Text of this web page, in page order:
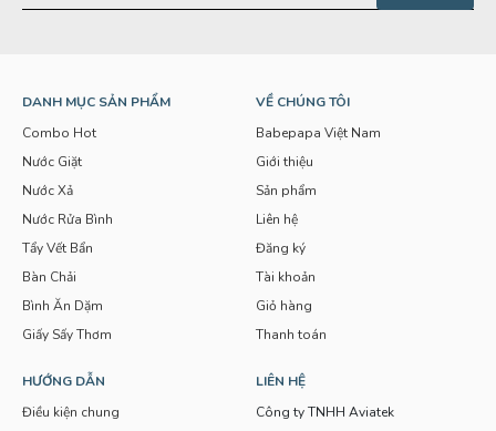
DANH MỤC SẢN PHẨM
Combo Hot
Nước Giặt
Nước Xả
Nước Rửa Bình
Tẩy Vết Bẩn
Bàn Chải
Bình Ăn Dặm
Giấy Sấy Thơm
VỀ CHÚNG TÔI
Babepapa Việt Nam
Giới thiệu
Sản phẩm
Liên hệ
Đăng ký
Tài khoản
Giỏ hàng
Thanh toán
HƯỚNG DẪN
Điều kiện chung
LIÊN HỆ
Công ty TNHH Aviatek